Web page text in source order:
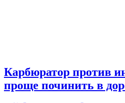
Карбюратор против
проще починить в